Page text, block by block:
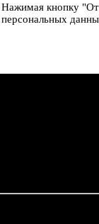
Нажимая кнопку
персональных